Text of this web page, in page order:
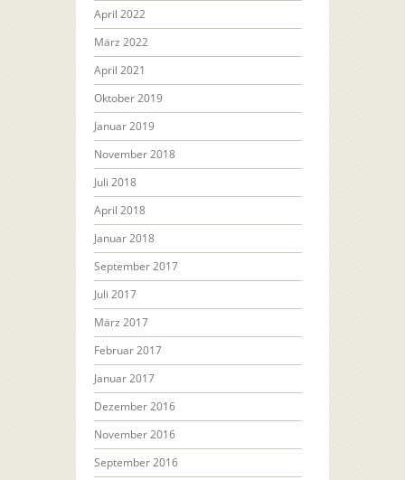
April 2022
März 2022
April 2021
Oktober 2019
Januar 2019
November 2018
Juli 2018
April 2018
Januar 2018
September 2017
Juli 2017
März 2017
Februar 2017
Januar 2017
Dezember 2016
November 2016
September 2016